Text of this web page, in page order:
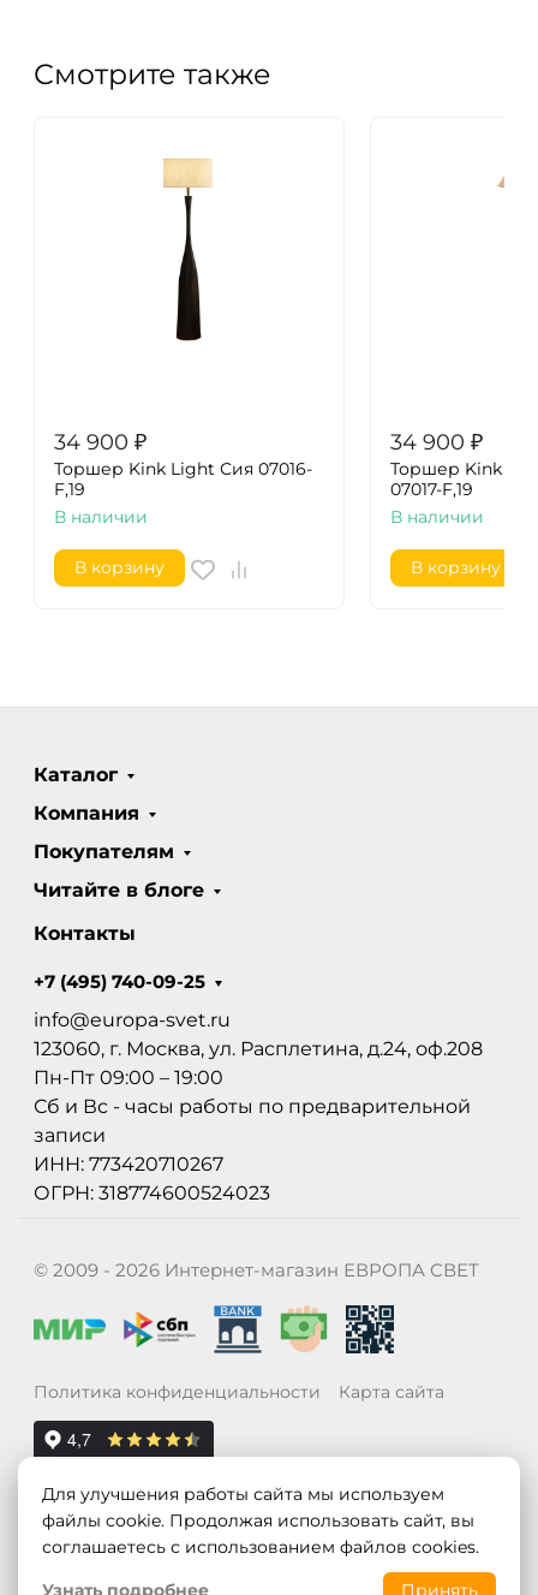
Смотрите также
34 900 ₽
Торшер Kink Light Сия 07016-
F,19
В наличии
В корзину
34 900 ₽
Торшер Kink
07017-F,19
В наличии
В корзину
Каталог
Компания
Покупателям
Читайте в блоге
Контакты
+7 (495) 740-09-25
info@europa-svet.ru
123060, г. Москва, ул. Расплетина, д.24, оф.208
Пн-Пт 09:00 – 19:00
Сб и Вс - часы работы по предварительной
записи
ИНН: 773420710267
ОГРН: 318774600524023
© 2009 - 2026 Интернет-магазин ЕВРОПА СВЕТ
Политика конфиденциальности Карта сайта
Для улучшения работы сайта мы используем
файлы cookie. Продолжая использовать сайт, вы
соглашаетесь с использованием файлов cookies.
Узнать подробнее
Принять